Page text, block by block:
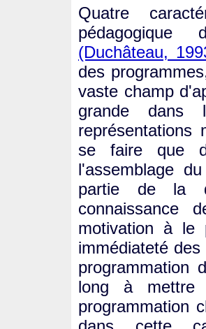
Quatre
pédagogique
(Duchâteau,
des
vaste champ
grande
représentations
se faire que
l'assemblage
partie de la
motivation à le
immédiateté
programmation
long à
programmation